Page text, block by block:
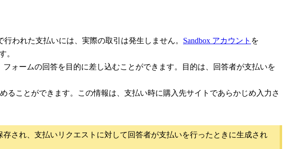
行われた支払いには、実際の取引は発生しません。 Sandbox アカウント を
。
ォームの回答を目的に差し込むことができます。目的は、回答者が支払いを
ることができます。この情報は、支払い時に購入先サイトであらかじめ入力さ
され、支払いリクエストに対して回答者が支払いを行ったときに生成され